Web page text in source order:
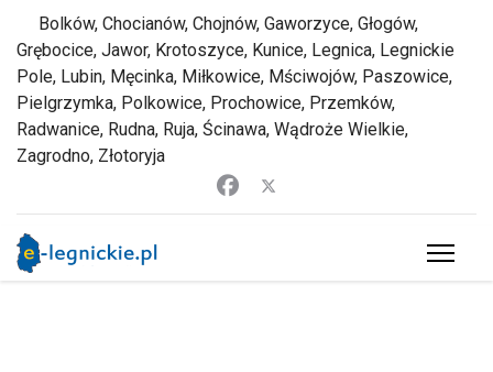
Bolków, Chocianów, Chojnów, Gaworzyce, Głogów,
Grębocice, Jawor, Krotoszyce, Kunice, Legnica, Legnickie
Pole, Lubin, Męcinka, Miłkowice, Mściwojów, Paszowice,
Pielgrzymka, Polkowice, Prochowice, Przemków,
Radwanice, Rudna, Ruja, Ścinawa, Wądroże Wielkie,
Zagrodno, Złotoryja